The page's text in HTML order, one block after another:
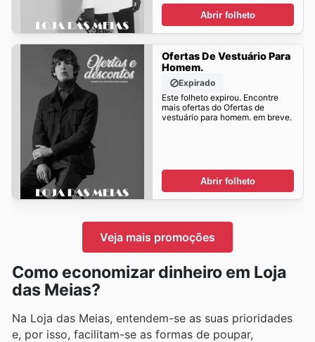
Abrir folheto
Ofertas De Vestuário Para
Homem.
Expirado
Este folheto expirou. Encontre
mais ofertas do Ofertas de
vestuário para homem. em breve.
Abrir folheto
Veja mais promoções
Como economizar dinheiro em Loja
das Meias?
Na Loja das Meias, entendem-se as suas prioridades
e, por isso, facilitam-se as formas de poupar,